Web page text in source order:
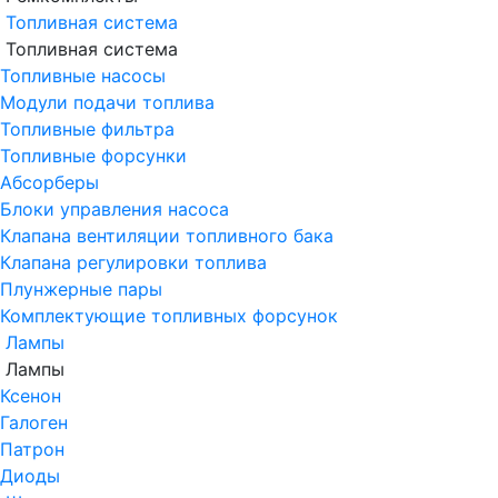
Топливная система
Топливная система
Топливные насосы
Модули подачи топлива
Топливные фильтра
Топливные форсунки
Абсорберы
Блоки управления насоса
Клапана вентиляции топливного бака
Клапана регулировки топлива
Плунжерные пары
Комплектующие топливных форсунок
Лампы
Лампы
Ксенон
Галоген
Патрон
Диоды